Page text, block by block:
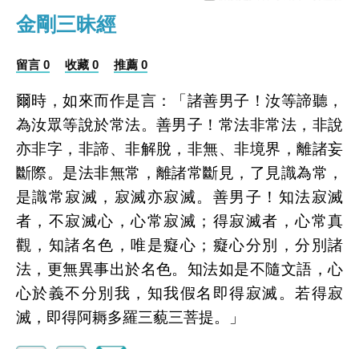
金剛三昧經
留言 0 收藏 0 推薦 0
爾時，如來而作是言：「諸善男子！汝等諦聽，
為汝眾等說於常法。善男子！常法非常法，非說
亦非字，非諦、非解脫，非無、非境界，離諸妄
斷際。是法非無常，離諸常斷見，了見識為常，
是識常寂滅，寂滅亦寂滅。善男子！知法寂滅
者，不寂滅心，心常寂滅；得寂滅者，心常真
觀，知諸名色，唯是癡心；癡心分別，分別諸
法，更無異事出於名色。知法如是不隨文語，心
心於義不分別我，知我假名即得寂滅。若得寂
滅，即得阿耨多羅三藐三菩提。」